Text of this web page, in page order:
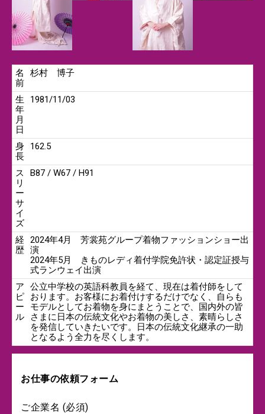
名
前
杉村 博子
生
年
月
日
1981/11/03
身
長
162.5
ス
リ
ー
サ
イ
ズ
B87 / W67 / H91
経
歴
2024年4月 芳裳苑グループ着物ファッションショー出
演
2024年5月 きものレディ着付学院免許状・認定証授与
式ランウェイ出演
ア
ピ
ー
ル
公立中学校の英語科教員を経て、現在は着付師をして
おります。お客様にお着付けするだけでなく、自らも
モデルとしてお着物を身にまとうことで、国内外の皆
さまに日本の伝統文化やお着物の美しさ、素晴らしさ
を発信していきたいです。日本の伝統文化継承の一助
となるよう全力を尽くします。
お仕事の依頼フォーム
ご企業名 (必須)